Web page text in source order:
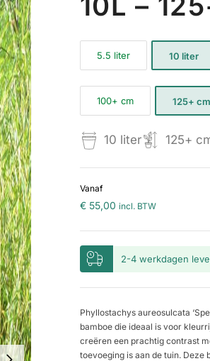
5.5 liter 10 liter
100+ cm 125+ cm
10 liter 125+
Vanaf
€ 55,00 incl. BTW
2-4 werkdagen
Phyllostachys aureosulcata
bamboe die ideaal is voor
creëren een prachtig contrast
toevoeging is aan de tuin. Deze